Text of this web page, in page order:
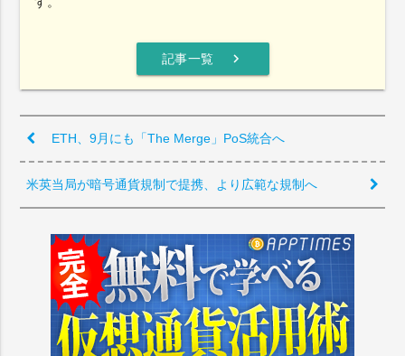
記事一覧 chevron_right
ETH、9月にも「The Merge」PoS統合へ
米英当局が暗号通貨規制で提携、より広範な規制へ